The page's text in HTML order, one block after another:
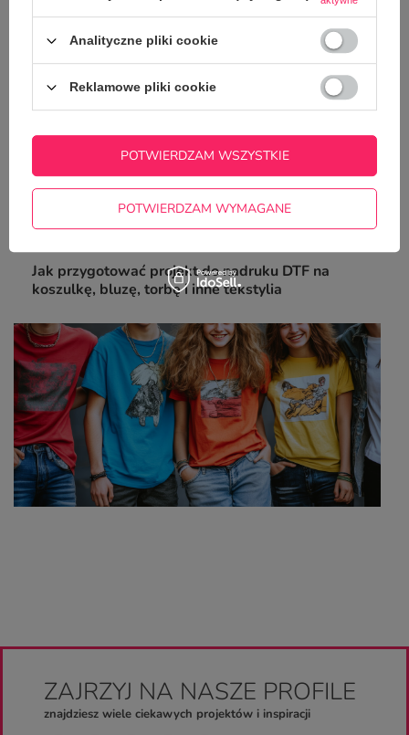
Jak przygotować projekt do nadruku DTF na
koszulkę, bluzę, torbę i inne tekstylia
ZAJRZYJ NA NASZE PROFILE
znajdziesz wiele ciekawych projektów i inspiracji
Analityczne pliki cookie
Reklamowe pliki cookie
POTWIERDZAM WYMAGANE
POTWIERDZAM WSZYSTKIE